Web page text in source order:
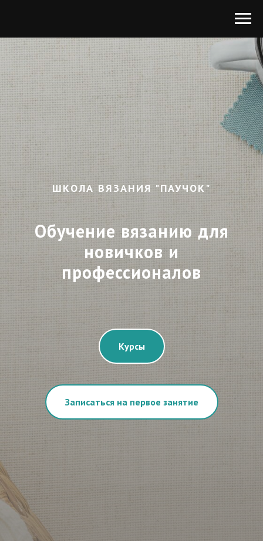
ШКОЛА ВЯЗАНИЯ "ПАУЧОК"
Обучение вязанию для
новичков и
профессионалов
Курсы
Записаться на первое занятие